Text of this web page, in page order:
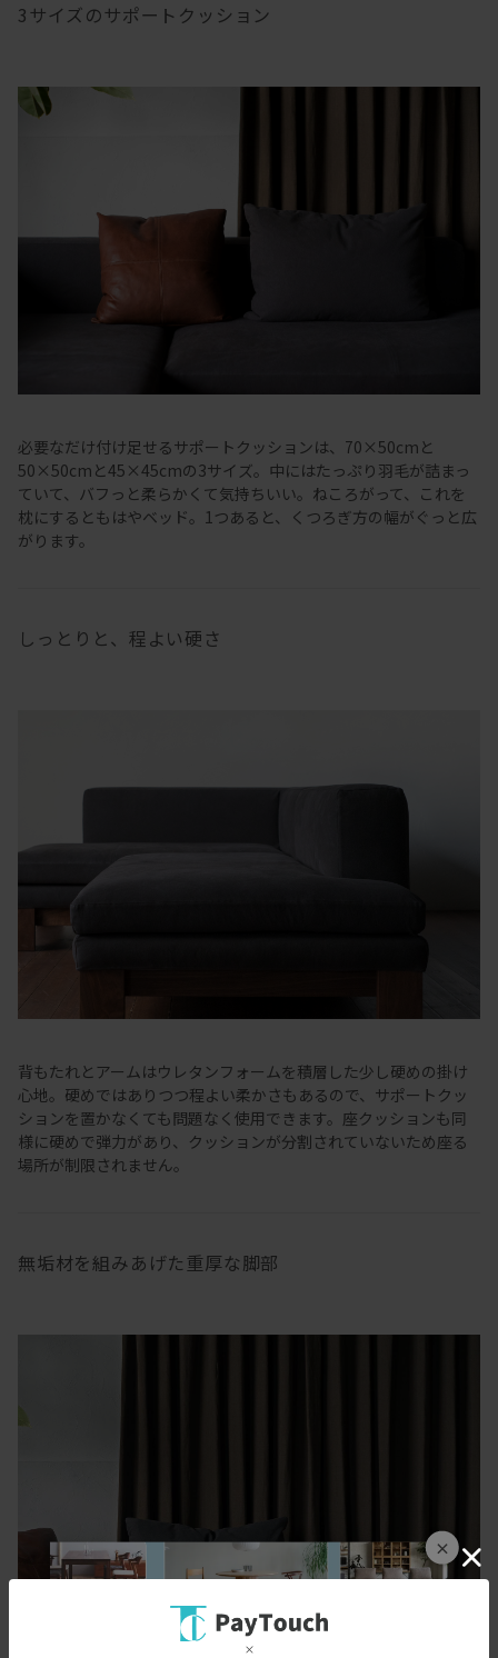
×
3サイズのサポートクッション
必要なだけ付け足せるサポートクッションは、70×50cmと
50×50cmと45×45cmの3サイズ。中にはたっぷり羽毛が詰まっ
ていて、バフっと柔らかくて気持ちいい。ねころがって、これを
枕にするともはやベッド。1つあると、くつろぎ方の幅がぐっと広
がります。
しっとりと、程よい硬さ
背もたれとアームはウレタンフォームを積層した少し硬めの掛け
心地。硬めではありつつ程よい柔かさもあるので、サポートクッ
ションを置かなくても問題なく使用できます。座クッションも同
様に硬めで弾力があり、クッションが分割されていないため座る
場所が制限されません。
無垢材を組みあげた重厚な脚部